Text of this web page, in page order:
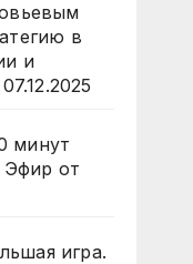
в
и
минут
Эфир от
игра.